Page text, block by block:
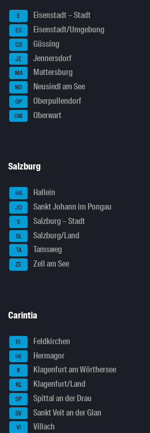
E Eisenstadt – Stadt
EU Eisenstadt/Umgebung
GS Güssing
JE Jennersdorf
MA Mattersburg
ND Neusiedl am See
OP Oberpullendorf
OW Oberwart
Salzburg
HA Hallein
JO Sankt Johann im Pongau
S Salzburg – Stadt
SL Salzburg/Land
TA Tamsweg
ZE Zell am See
Carintia
FE Feldkirchen
HE Hermagor
K Klagenfurt am Wörthersee
KL Klagenfurt/Land
SP Spittal an der Drau
SV Sankt Veit an der Glan
VI Villach